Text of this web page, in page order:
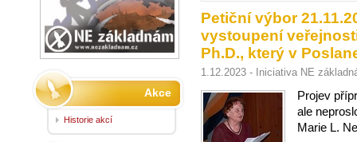
Petiční výbor
vystoupení
Ph.D., který v
1.12.2023 - Iniciativa NE
Projev
ale
Marie L.
Akce
Historie akcí